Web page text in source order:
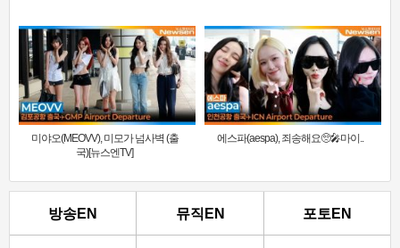
미야오(MEOVV), 미모가 넘사벽 (출
국)[뉴스엔TV]
에스파(aespa), 죄송해요🥺🎤마이..
방송EN 뮤직EN 포토EN